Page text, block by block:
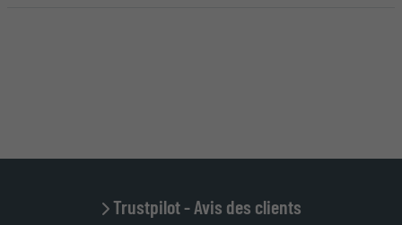
Trustpilot - Avis des clients